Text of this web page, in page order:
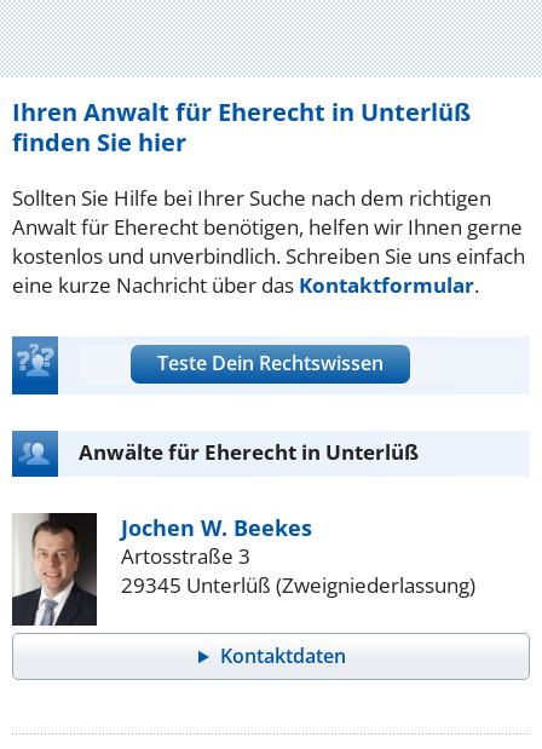
Ihren Anwalt für Eherecht in Unterlüß
finden Sie hier
Sollten Sie Hilfe bei Ihrer Suche nach dem richtigen
Anwalt für Eherecht benötigen, helfen wir Ihnen gerne
kostenlos und unverbindlich. Schreiben Sie uns einfach
eine kurze Nachricht über das Kontaktformular.
Teste Dein Rechtswissen
Anwälte für Eherecht in Unterlüß
Jochen W. Beekes
Artosstraße 3
29345 Unterlüß (Zweigniederlassung)
Kontaktdaten